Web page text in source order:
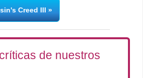
Creed III
de nuestros